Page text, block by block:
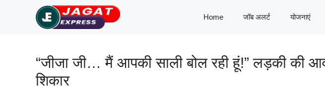
Home जॉब अलर्ट योजनाएं
“जीजा जी… मैं आपकी साली बोल रही हूं!” लड़की की
शिकार